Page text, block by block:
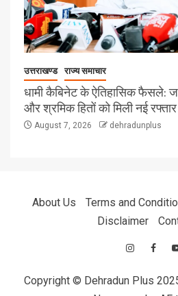
उत्तराखण्ड राज्य समाचार
धामी कैबिनेट के ऐतिहासिक फैसले:
और श्रमिक हितों को मिली नई रफ्तार
August 7, 2026 dehradunplus
About Us Terms and
Disclaimer
Copyright © Dehradun Plus